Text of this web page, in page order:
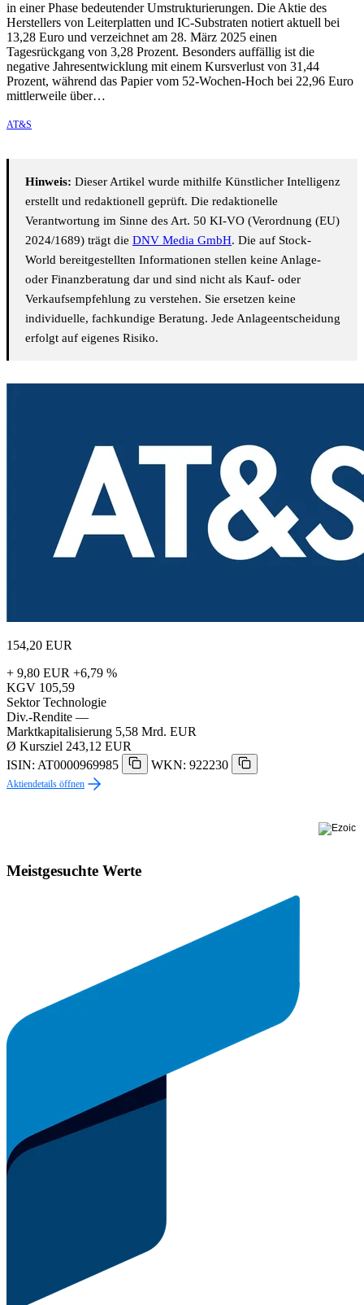
in einer Phase bedeutender Umstrukturierungen. Die Aktie des
Herstellers von Leiterplatten und IC-Substraten notiert aktuell bei
13,28 Euro und verzeichnet am 28. März 2025 einen
Tagesrückgang von 3,28 Prozent. Besonders auffällig ist die
negative Jahresentwicklung mit einem Kursverlust von 31,44
Prozent, während das Papier vom 52-Wochen-Hoch bei 22,96 Euro
mittlerweile über…
AT&S
Hinweis: Dieser Artikel wurde mithilfe Künstlicher Intelligenz
erstellt und redaktionell geprüft. Die redaktionelle
Verantwortung im Sinne des Art. 50 KI-VO (Verordnung (EU)
2024/1689) trägt die DNV Media GmbH. Die auf Stock-
World bereitgestellten Informationen stellen keine Anlage-
oder Finanzberatung dar und sind nicht als Kauf- oder
Verkaufsempfehlung zu verstehen. Sie ersetzen keine
individuelle, fachkundige Beratung. Jede Anlageentscheidung
erfolgt auf eigenes Risiko.
154,20 EUR
+ 9,80 EUR +6,79 %
KGV 105,59
Sektor Technologie
Div.-Rendite —
Marktkapitalisierung 5,58 Mrd. EUR
Ø Kursziel 243,12 EUR
ISIN: AT0000969985
WKN: 922230
Aktiendetails öffnen
Meistgesuchte Werte